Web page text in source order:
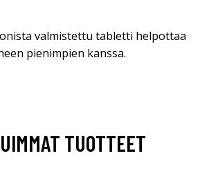
valmistettu tabletti helpottaa
pienimpien kanssa.
TUOTTEET